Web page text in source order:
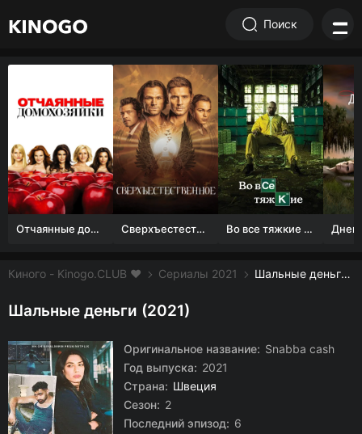
Поиск
Отчаянные домохозяйки (1 сезон) Сверхъестественное Во все тяжкие 1-5 сезон
Киного - Kinogo.CLUB ❤️ Сериалы 2021 Шальные деньги смотреть онлайн бесплатно
Шальные деньги (2021)
Оригинальное название: Snabba cash
Год выпуска: 2021
Страна: Швеция
Сезон: 2
Последний эпизод: 6